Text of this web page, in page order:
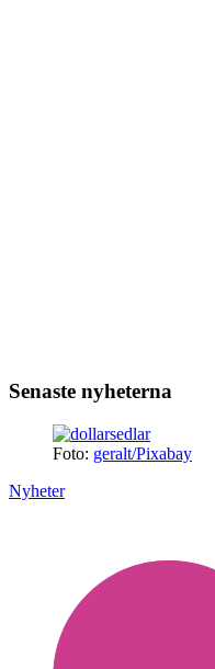
Senaste nyheterna
Foto: geralt/Pixabay
Nyheter